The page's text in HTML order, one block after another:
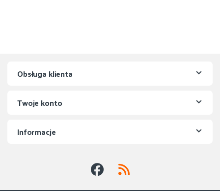
Obsługa klienta
Twoje konto
Informacje